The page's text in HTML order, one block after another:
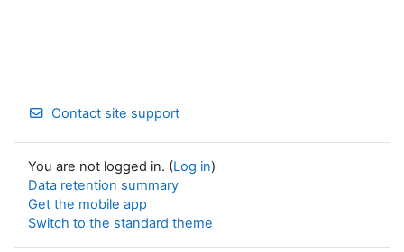
Contact site support
You are not logged in. (Log in)
Data retention summary
Get the mobile app
Switch to the standard theme